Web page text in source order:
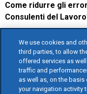
Come ridurre gli
Consulenti del
Scopri come
e PMI a ridurre errori,
la gestione delle
03.07.2026| Redazione
We use cookies and
third parties, to allow
offered services as
traffic and
as well as, on the
your navigation activity